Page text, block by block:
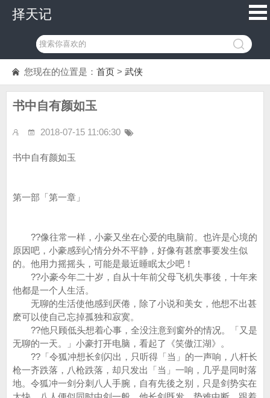
择天记
您现在的位置是： 首页 > 武侠
书中自有颜如玉
2018-07-15 11:06:30
书中自有颜如玉
第一部「第一章」
??像往常一样，小豪又坐在心爱的电脑前。也许是心境的
原因吧，小豪感到心情分外不平静，好像有甚麽事要发生似
的。他用力摇摇头，可能是最近睡眠太少吧！
??小豪今年二十岁，自从十年前父母飞机失事後，十年来
他都是一个人生活。
无聊的生活使他感到厌倦，除了小说和美女，他想不出甚
麽可以使自己忘掉孤独和寂寞。
??他只顾低头想着心事，全没注意到窗外的情况。「又是
无聊的一天。」小豪打开电脑，看起了《笑傲江湖》。
??「令狐冲想长剑闪出，只听得「当」的一声响，八杆长
枪一齐跌落，八枪跌落，却只发出「当」一响，几乎是同时落
地。令狐冲一剑分刺八人手腕，自有先後之别，只是剑势实在